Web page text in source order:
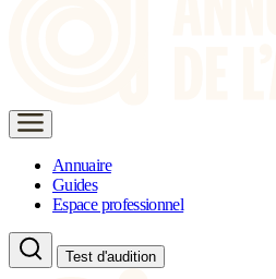
Annuaire
Guides
Espace professionnel
Test d'audition